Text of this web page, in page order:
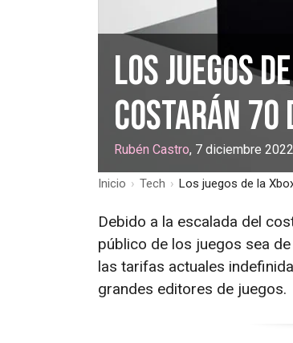
Los juegos
costarán 70
Rubén Castro, 7 diciembre 2022
Inicio › Tech › Los juegos de la
Debido a la escalada del
público de los juegos sea
las tarifas actuales
grandes editores de juegos.